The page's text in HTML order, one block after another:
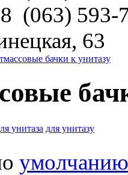
(063) 593-
63
бачки к унитазу
унитаза для унитазу
умолчанию